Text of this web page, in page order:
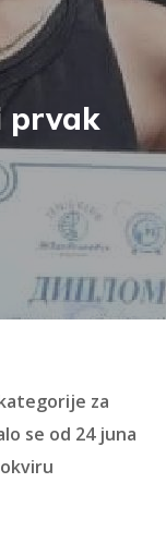
prvak
za
se od 24 juna